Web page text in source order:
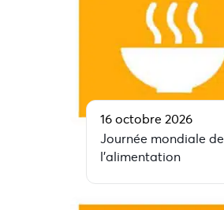
16 octobre 2026
Journée mondiale de
l’alimentation